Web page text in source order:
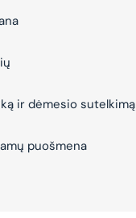
ir dėmesio sutelkimą
puošmena